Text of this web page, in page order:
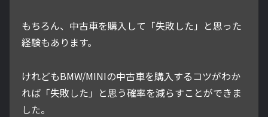
もちろん、中古車を購入して「失敗した」と思った
経験もあります。
けれどもBMW/MINIの中古車を購入するコツがわか
れば「失敗した」と思う確率を減らすことができま
した。